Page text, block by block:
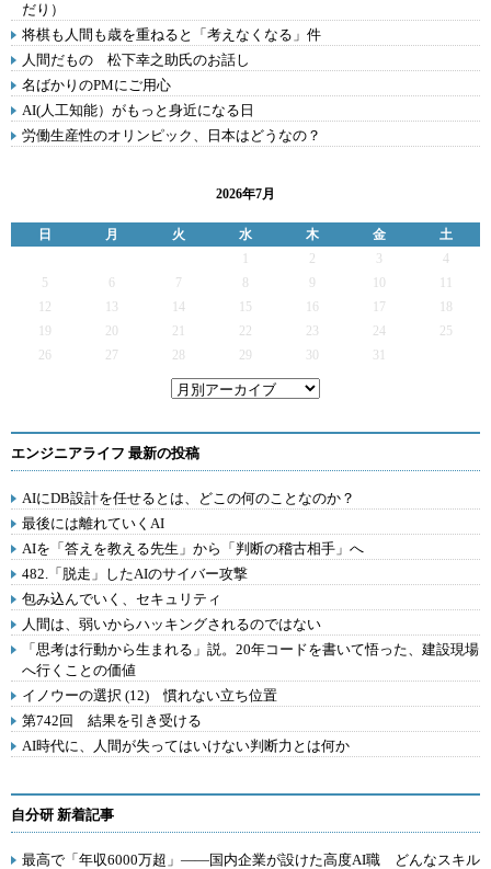
だり）
将棋も人間も歳を重ねると「考えなくなる」件
人間だもの 松下幸之助氏のお話し
名ばかりのPMにご用心
AI(人工知能）がもっと身近になる日
労働生産性のオリンピック、日本はどうなの？
2026年7月
日 月 火 水 木 金
土
2 3
4
5
6 7 9
12
13 14 15 16 17
19
20 21 22 23 24
25
26
27 28 29 30 31
エンジニアライフ 最新の投稿
AIにDB設計を任せるとは、どこの何のことなのか？
最後には離れていくAI
AIを「答えを教える先生」から「判断の稽古相手」へ
482.「脱走」したAIのサイバー攻撃
包み込んでいく、セキュリティ
人間は、弱いからハッキングされるのではない
「思考は行動から生まれる」説。20年コードを書いて悟った、建設現場
へ行くことの価値
イノウーの選択 (12) 慣れない立ち位置
第742回 結果を引き受ける
AI時代に、人間が失ってはいけない判断力とは何か
自分研 新着記事
最高で「年収6000万超」――国内企業が設けた高度AI職 どんなスキル